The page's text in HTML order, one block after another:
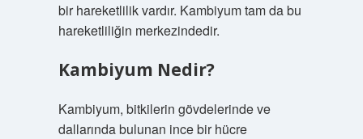
bir hareketlilik vardır. Kambiyum tam da bu
hareketliliğin merkezindedir.
Kambiyum Nedir?
Kambiyum, bitkilerin gövdelerinde ve
dallarında bulunan ince bir hücre